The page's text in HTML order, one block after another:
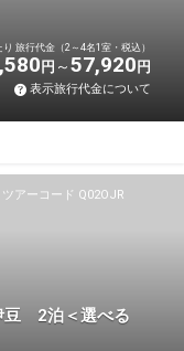
旅行代金（2～4名1室・税込）
円 57,920 円
表示旅行代金について
ツアーコード Q02OJR
豆 2泊＜選べる